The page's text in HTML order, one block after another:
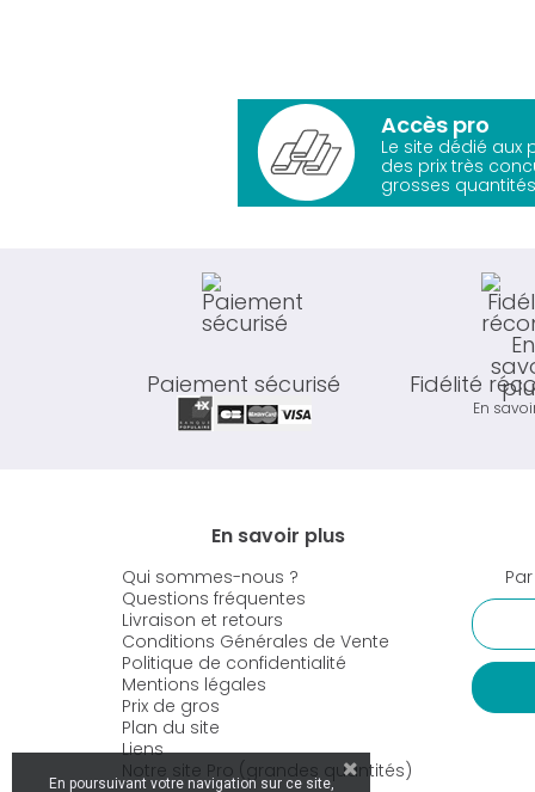
Accès pro
Le site dédié aux
des prix très
grosses
Paiement sécurisé Fidélité
En
En savoir plus
Qui sommes-nous ?
Questions fréquentes
Livraison et retours
Conditions Générales de Vente
Politique de confidentialité
Mentions légales
Prix de gros
Plan du site
Liens
Notre site Pro (grandes quantités)
En poursuivant votre navigation sur ce site,